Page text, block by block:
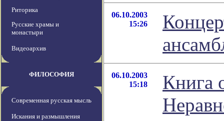
Риторика
Русские храмы и
монастыри
Видеоархив
ФИЛОСОФИЯ
Современная русская мысль
Искания и размышления
06.10.2003
15:26
06.10.2003
15:18
Книга